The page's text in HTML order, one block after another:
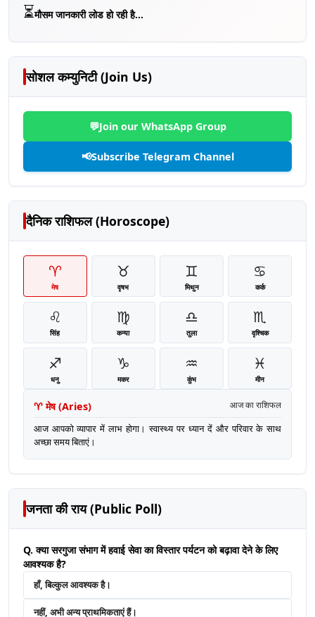
⏳मौसम जानकारी लोड हो रही है...
सोशल कम्युनिटी (Join Us)
💬Join our WhatsApp Group
📢Subscribe Telegram Channel
दैनिक राशिफल (Horoscope)
♈
मेष
♉
वृषभ
♊
मिथुन
♋
कर्क
♌
सिंह
♍
कन्या
♎
तुला
♏
वृश्चिक
♐
धनु
♑
मकर
♒
कुंभ
♓
मीन
♈ मेष(Aries) आज का राशिफल
आज आपको व्यापार में लाभ होगा। स्वास्थ्य पर ध्यान दें और परिवार के साथ
अच्छा समय बिताएं।
जनता की राय (Public Poll)
Q. क्या सरगुजा संभाग में हवाई सेवा का विस्तार पर्यटन को बढ़ावा देने के लिए
आवश्यक है?
हाँ, बिल्कुल आवश्यक है।
नहीं, अभी अन्य प्राथमिकताएं हैं।